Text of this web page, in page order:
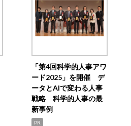
「第4回科学的人事アワ
ード2025」を開催 デ
ータとAIで変わる人事
戦略 科学的人事の最
新事例
PR